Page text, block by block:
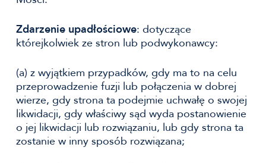
Zdarzenie upadłościowe: dotyczące
którejkolwiek ze stron lub podwykonawcy:
(a) z wyjątkiem przypadków, gdy ma to na celu
przeprowadzenie fuzji lub połączenia w dobrej
wierze, gdy strona ta podejmie uchwałę o swojej
likwidacji, gdy właściwy sąd wyda postanowienie
o jej likwidacji lub rozwiązaniu, lub gdy strona ta
zostanie w inny sposób rozwiązana;